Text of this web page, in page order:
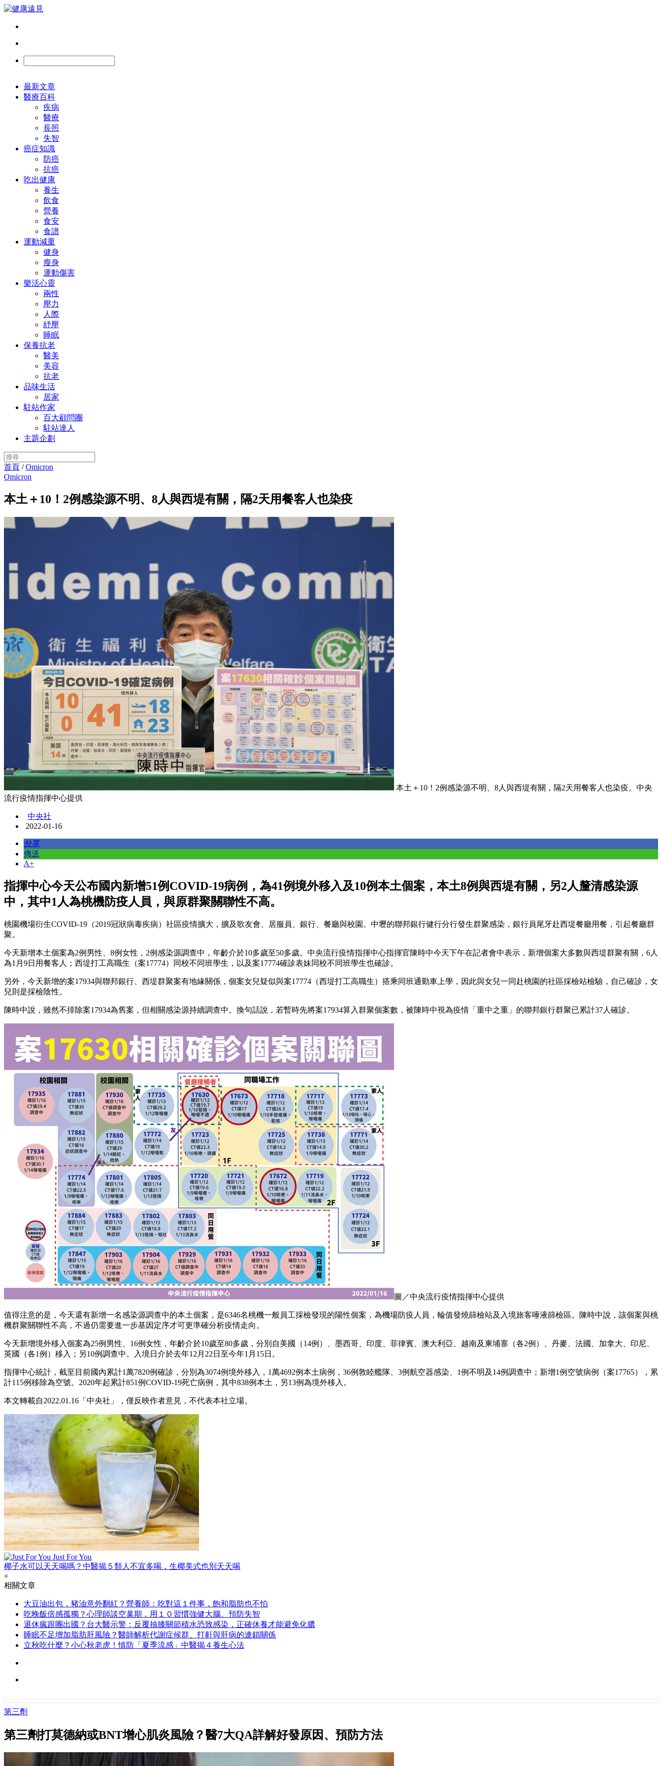
最新文章
醫療百科
疾病
醫療
長照
失智
癌症知識
防癌
抗癌
吃出健康
養生
飲食
營養
食安
食譜
運動減重
健身
瘦身
運動傷害
樂活心靈
兩性
壓力
人際
紓壓
睡眠
保養抗老
醫美
美容
抗老
品味生活
居家
駐站作家
百大顧問團
駐站達人
主題企劃
首頁 /Omicron
Omicron
本土＋10！2例感染源不明、8人與西堤有關，隔2天用餐客人也染疫
本土＋10！2例感染源不明、8人與西堤有關，隔2天用餐客人也染疫。中央
流行疫情指揮中心提供
中央社
2022-01-16
分享
傳送
A+
指揮中心今天公布國內新增51例COVID-19病例，為41例境外移入及10例本土個案，本土8例與西堤有關，另2人釐清感染源
中，其中1人為桃機防疫人員，與原群聚關聯性不高。
桃園機場衍生COVID-19（2019冠狀病毒疾病）社區疫情擴大，擴及歌友會、居服員、銀行、餐廳與校園。中壢的聯邦銀行健行分行發生群聚感染，銀行員尾牙赴西堤餐廳用餐，引起餐廳群
聚。
今天新增本土個案為2例男性、8例女性，2例感染源調查中，年齡介於10多歲至50多歲。中央流行疫情指揮中心指揮官陳時中今天下午在記者會中表示，新增個案大多數與西堤群聚有關，6人
為1月9日用餐客人；西堤打工高職生（案17774）同校不同班學生，以及案17774確診表妹同校不同班學生也確診。
另外，今天新增的案17934與聯邦銀行、西堤群聚案有地緣關係，個案女兒疑似與案17774（西堤打工高職生）搭乘同班通勤車上學，因此與女兒一同赴桃園的社區採檢站檢驗，自己確診，女
兒則是採檢陰性。
陳時中說，雖然不排除案17934為舊案，但相關感染源持續調查中。換句話說，若暫時先將案17934算入群聚個案數，被陳時中視為疫情「重中之重」的聯邦銀行群聚已累計37人確診。
圖／中央流行疫情指揮中心提供
值得注意的是，今天還有新增一名感染源調查中的本土個案，是6346名桃機一般員工採檢發現的陽性個案，為機場防疫人員，輪值發燒篩檢站及入境旅客唾液篩檢區。陳時中說，該個案與桃
機群聚關聯性不高，不過仍需要進一步基因定序才可更準確分析疫情走向。
今天新增境外移入個案為25例男性、16例女性，年齡介於10歲至80多歲，分別自美國（14例）、墨西哥、印度、菲律賓、澳大利亞、越南及柬埔寨（各2例）、丹麥、法國、加拿大、印尼、
英國（各1例）移入；另10例調查中。入境日介於去年12月22日至今年1月15日。
指揮中心統計，截至目前國內累計1萬7820例確診，分別為3074例境外移入，1萬4692例本土病例，36例敦睦艦隊、3例航空器感染、1例不明及14例調查中；新增1例空號病例（案17765），累
計115例移除為空號。2020年起累計851例COVID-19死亡病例，其中838例本土，另13例為境外移入。
本文轉載自2022.01.16「中央社」，僅反映作者意見，不代表本社立場。
Just For You
椰子水可以天天喝嗎？中醫揭５類人不宜多喝，生椰美式也別天天喝
×
相關文章
大豆油出包，豬油意外翻紅？營養師：吃對這１件事，飽和脂肪也不怕
吃晚飯倍感孤獨？心理師談空巢期，用１０習慣強健大腦、預防失智
退休瘋跟團出國？台大醫示警：反覆抽膝關節積水恐致感染，正確休養才能避免化膿
睡眠不足增加脂肪肝風險？醫師解析代謝症候群、打鼾與肝病的連鎖關係
立秋吃什麼？小心秋老虎！慎防「夏季流感」中醫揭４養生心法
第三劑
第三劑打莫德納或BNT增心肌炎風險？醫7大QA詳解好發原因、預防方法